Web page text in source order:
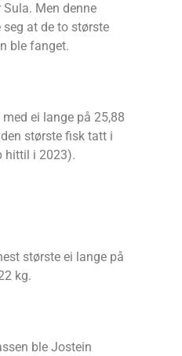
Men denne
at de to største
ble fanget.
ei lange på 25,88
største fisk tatt i
hittil i 2023).
største ei lange på
kg.
ble Jostein